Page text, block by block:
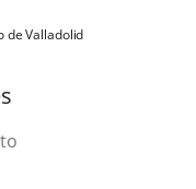
de Valladolid